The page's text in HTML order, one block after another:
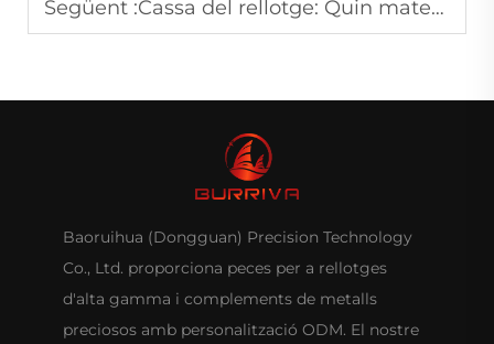
Següent :Cassa del rellotge: Quin material és més durador?
Baoruihua (Dongguan) Precision Technology
Co., Ltd. proporciona peces per a rellotges
d'alta gamma i complements de metalls
preciosos amb personalització ODM. El nostre